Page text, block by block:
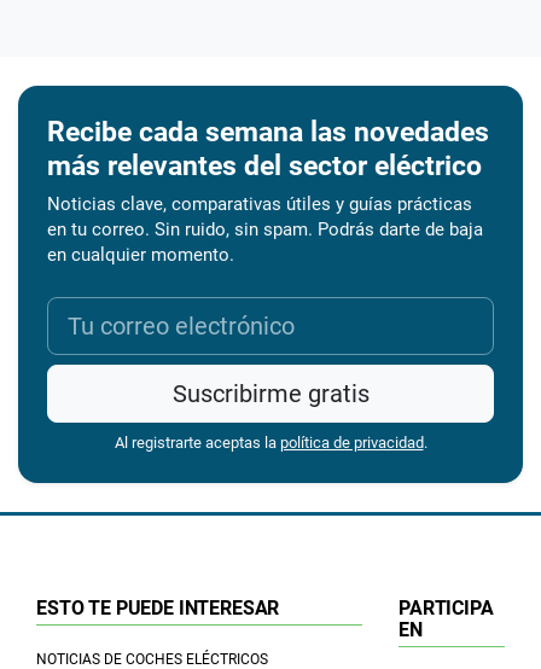
Recibe cada semana las novedades
más relevantes del sector eléctrico
Noticias clave, comparativas útiles y guías prácticas
en tu correo. Sin ruido, sin spam. Podrás darte de baja
en cualquier momento.
Suscribirme gratis
Al registrarte aceptas la política de privacidad.
ESTO TE PUEDE INTERESAR
NOTICIAS DE COCHES ELÉCTRICOS
PARTICIPA
EN